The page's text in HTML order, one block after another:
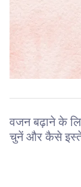
वजन बढ़ाने के
चुनें और कैसे